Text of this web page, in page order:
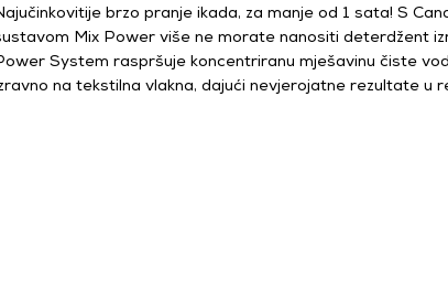
brzo pranje ikada, za manje od 1 sata! S
Mix Power više ne morate nanositi deterdžent
System raspršuje koncentriranu mješavinu čiste
na tekstilna vlakna, dajući nevjerojatne rezultate u